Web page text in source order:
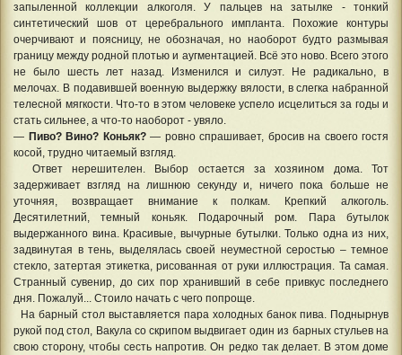
запыленной коллекции алкоголя. У пальцев на затылке - тонкий
синтетический шов от церебрального импланта. Похожие контуры
очерчивают и поясницу, не обозначая, но наоборот будто размывая
границу между родной плотью и аугментацией. Всё это ново. Всего этого
не было шесть лет назад. Изменился и силуэт. Не радикально, в
мелочах. В подавившей военную выдержку вялости, в слегка набранной
телесной мягкости. Что-то в этом человеке успело исцелиться за годы и
стать сильнее, а что-то наоборот - увяло.
— Пиво? Вино? Коньяк?— ровно спрашивает, бросив на своего гостя
косой, трудно читаемый взгляд.
Ответ нерешителен. Выбор остается за хозяином дома. Тот
задерживает взгляд на лишнюю секунду и, ничего пока больше не
уточняя, возвращает внимание к полкам. Крепкий алкоголь.
Десятилетний, темный коньяк. Подарочный ром. Пара бутылок
выдержанного вина. Красивые, вычурные бутылки. Только одна из них,
задвинутая в тень, выделялась своей неуместной серостью – темное
стекло, затертая этикетка, рисованная от руки иллюстрация. Та самая.
Странный сувенир, до сих пор хранивший в себе привкус последнего
дня. Пожалуй... Стоило начать с чего попроще.
На барный стол выставляется пара холодных банок пива. Поднырнув
рукой под стол, Вакула со скрипом выдвигает один из барных стульев на
свою сторону, чтобы сесть напротив. Он редко так делает. В этом доме